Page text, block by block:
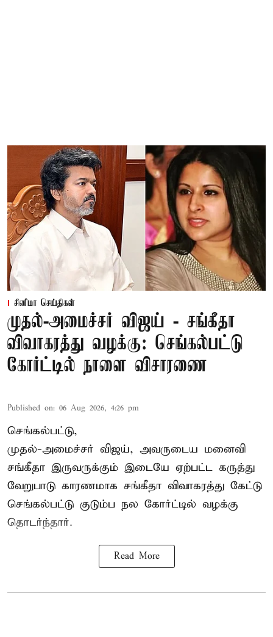
சினிமா செய்திகள்
முதல்-அமைச்சர் விஜய் - சங்கீதா
விவாகரத்து வழக்கு: செங்கல்பட்டு
கோர்ட்டில் நாளை விசாரணை
Published on: 06 Aug 2026, 4:26 pm
செங்கல்பட்டு,
முதல்-அமைச்சர் விஜய், அவருடைய மனைவி
சங்கீதா இருவருக்கும் இடையே ஏற்பட்ட கருத்து
வேறுபாடு காரணமாக சங்கீதா விவாகரத்து கேட்டு
செங்கல்பட்டு குடும்ப நல கோர்ட்டில் வழக்கு
தொடர்ந்தார்.
Read More